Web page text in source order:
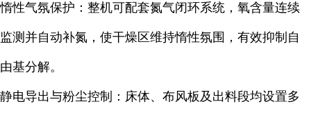
惰性气氛保护：整机可配套氮气闭环系统，氧含量连续
监测并自动补氮，使干燥区维持惰性氛围，有效抑制自
由基分解。
静电导出与粉尘控制：床体、布风板及出料段均设置多